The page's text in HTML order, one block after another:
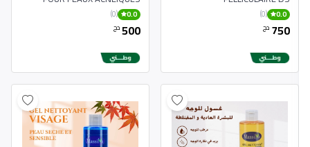
0.0
(0)
750 دج
250ML
0.0
(0)
500دج